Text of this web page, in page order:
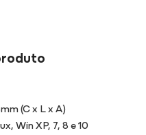
(C x L x A)
Win XP, 7, 8 e 10